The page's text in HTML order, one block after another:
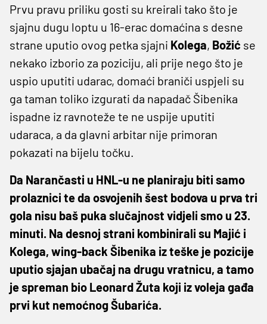
Prvu pravu priliku gosti su kreirali tako što je
sjajnu dugu loptu u 16-erac domaćina s desne
strane uputio ovog petka sjajni Kolega, Božić se
nekako izborio za poziciju, ali prije nego što je
uspio uputiti udarac, domaći braniči uspjeli su
ga taman toliko izgurati da napadač Šibenika
ispadne iz ravnoteže te ne uspije uputiti
udaraca, a da glavni arbitar nije primoran
pokazati na bijelu točku.
Da Narančasti u HNL-u ne planiraju biti samo
prolaznici te da osvojenih šest bodova u prva tri
gola nisu baš puka slučajnost vidjeli smo u 23.
minuti. Na desnoj strani kombinirali su Majić i
Kolega, wing-back Šibenika iz teške je pozicije
uputio sjajan ubačaj na drugu vratnicu, a tamo
je spreman bio Leonard Žuta koji iz voleja gađa
prvi kut nemoćnog Šubarića.